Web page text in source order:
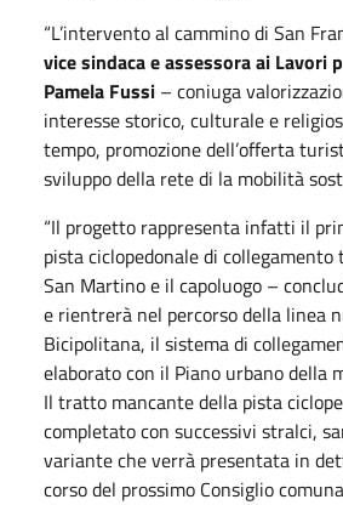
“L’intervento al cammino di San
vice sindaca e assessora ai Lavori
Pamela Fussi – coniuga
interesse storico, culturale e
tempo, promozione dell’offerta
sviluppo della rete di la mobilità
“Il progetto rappresenta infatti il
pista ciclopedonale di
San Martino e il capoluogo –
e rientrerà nel percorso della linea
Bicipolitana, il sistema di
elaborato con il Piano urbano della
Il tratto mancante della pista
completato con successivi stralci,
variante che verrà presentata in
corso del prossimo Consiglio